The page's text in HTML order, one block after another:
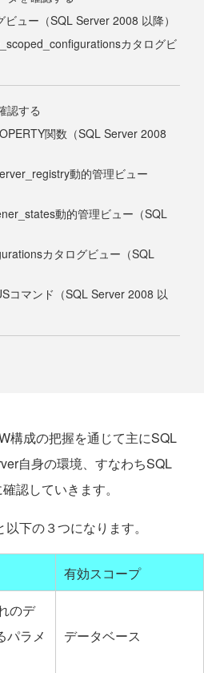
ュー（SQL Server 2008 以降）
カタログビ
認する
関数（SQL Server 2008
動的管理ビュー
動的管理ビュー（SQL
カタログビュー（SQL
コマンド（SQL Server 2008 以
構成の把握を通じて主にSQL
自身の環境、すなわちSQL
認していきます。
下の３つになります。
有効スコープ
のデ
パラメ
データベース